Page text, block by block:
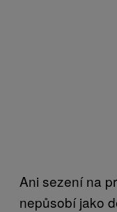
Ani sezení na
nepůsobí jako